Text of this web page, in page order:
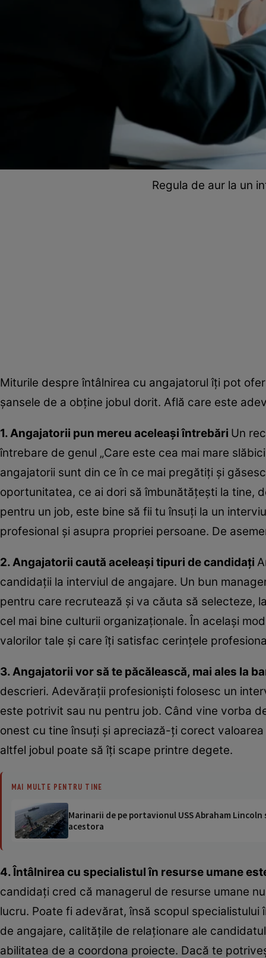
Regula de aur la un
Miturile despre întâlnirea cu angajatorul îţi pot
şansele de a obţine jobul dorit. Află care este
1. Angajatorii pun mereu aceleaşi întrebări Un
întrebare de genul „Care este cea mai mare
angajatorii sunt din ce în ce mai pregătiţi şi
oportunitatea, ce ai dori să îmbunătăţeşti la tine,
pentru un job, este bine să fii tu însuţi la un
profesional şi asupra propriei persoane. De
2. Angajatorii caută aceleaşi tipuri de candidaţi
candidaţii la interviul de angajare. Un bun
pentru care recrutează şi va căuta să selecteze,
cel mai bine culturii organizaţionale. În acelaşi
valorilor tale şi care îţi satisfac cerinţele
3. Angajatorii vor să te păcălească, mai ales la
descrieri. Adevăraţii profesionişti folosesc un
este potrivit sau nu pentru job. Când vine vorba
onest cu tine însuţi şi apreciază-ţi corect
altfel jobul poate să îţi scape printre degete.
MAI MULTE PENTRU TINE
Marinarii de pe portavionul USS Abraham
acestora
4. Întâlnirea cu specialistul în resurse umane
candidaţi cred că managerul de resurse umane
lucru. Poate fi adevărat, însă scopul
de angajare, calităţile de relaţionare ale
abilitatea de a coordona proiecte. Dacă te